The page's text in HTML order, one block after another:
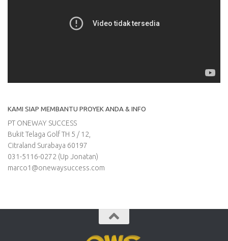
KAMI SIAP MEMBANTU PROYEK ANDA & INFO
PT ONEWAY SUCCESS
Bukit Telaga Golf TH 5 / 12,
Citraland Surabaya 60197
031-5116-0272 (Up Jonatan)
marco1@onewaysuccess.com